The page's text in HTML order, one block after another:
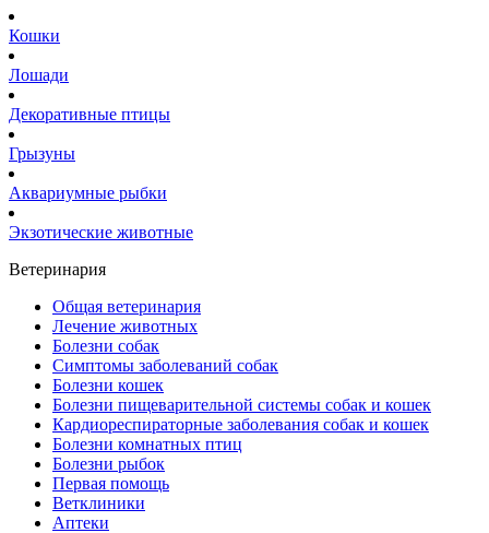
Кошки
Лошади
Декоративные птицы
Грызуны
Аквариумные рыбки
Экзотические животные
Ветеринария
Общая ветеринария
Лечение животных
Болезни собак
Симптомы заболеваний собак
Болезни кошек
Болезни пищеварительной системы собак и кошек
Кардиореспираторные заболевания собак и кошек
Болезни комнатных птиц
Болезни рыбок
Первая помощь
Ветклиники
Аптеки